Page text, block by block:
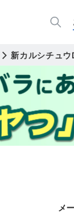
新カルシチュ
メ